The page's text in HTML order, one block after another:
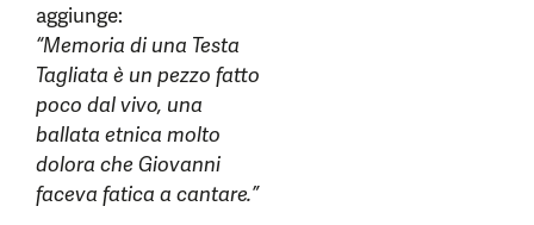
aggiunge:
“Memoria di una Testa
Tagliata è un pezzo fatto
poco dal vivo, una
ballata etnica molto
dolora che Giovanni
faceva fatica a cantare.”